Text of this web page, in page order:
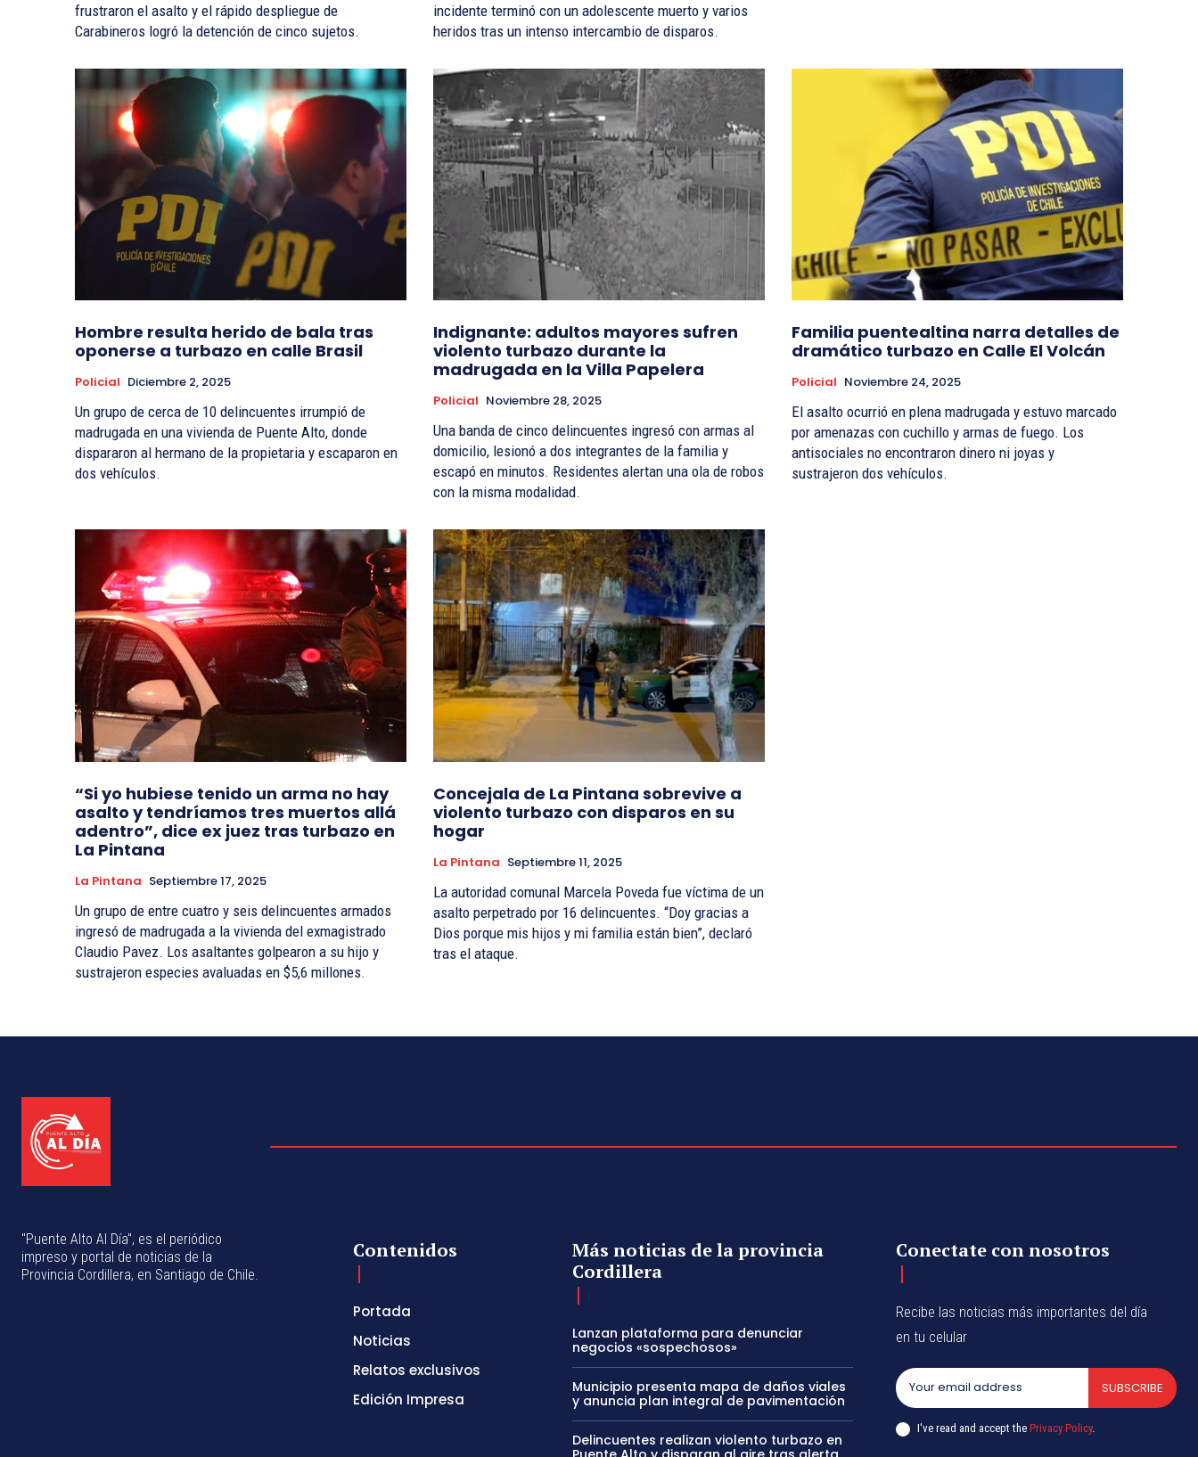
frustraron el asalto y el rápido despliegue de
Carabineros logró la detención de cinco sujetos.
incidente terminó con un adolescente muerto y varios
heridos tras un intenso intercambio de disparos.
Hombre resulta herido de bala tras
oponerse a turbazo en calle Brasil
Policial Diciembre 2, 2025
Un grupo de cerca de 10 delincuentes irrumpió de
madrugada en una vivienda de Puente Alto, donde
dispararon al hermano de la propietaria y escaparon en
dos vehículos.
Indignante: adultos mayores sufren
violento turbazo durante la
madrugada en la Villa Papelera
Policial Noviembre 28, 2025
Una banda de cinco delincuentes ingresó con armas al
domicilio, lesionó a dos integrantes de la familia y
escapó en minutos. Residentes alertan una ola de robos
con la misma modalidad.
Familia puentealtina narra detalles de
dramático turbazo en Calle El Volcán
Policial Noviembre 24, 2025
El asalto ocurrió en plena madrugada y estuvo marcado
por amenazas con cuchillo y armas de fuego. Los
antisociales no encontraron dinero ni joyas y
sustrajeron dos vehículos.
“Si yo hubiese tenido un arma no hay
asalto y tendríamos tres muertos allá
adentro”, dice ex juez tras turbazo en
La Pintana
La Pintana Septiembre 17, 2025
Un grupo de entre cuatro y seis delincuentes armados
ingresó de madrugada a la vivienda del exmagistrado
Claudio Pavez. Los asaltantes golpearon a su hijo y
sustrajeron especies avaluadas en $5,6 millones.
Concejala de La Pintana sobrevive a
violento turbazo con disparos en su
hogar
La Pintana Septiembre 11, 2025
La autoridad comunal Marcela Poveda fue víctima de un
asalto perpetrado por 16 delincuentes. “Doy gracias a
Dios porque mis hijos y mi familia están bien”, declaró
tras el ataque.
"Puente Alto Al Día", es el periódico
impreso y portal de noticias de la
Provincia Cordillera, en Santiago de Chile.
Contenidos
Portada
Noticias
Relatos exclusivos
Edición Impresa
Más noticias de la provincia
Cordillera
Lanzan plataforma para denunciar
negocios «sospechosos»
Municipio presenta mapa de daños viales
y anuncia plan integral de pavimentación
Delincuentes realizan violento turbazo en
Conectate con nosotros
Recibe las noticias más importantes del día
en tu celular
SUBSCRIBE
I've read and accept thePrivacy Policy.